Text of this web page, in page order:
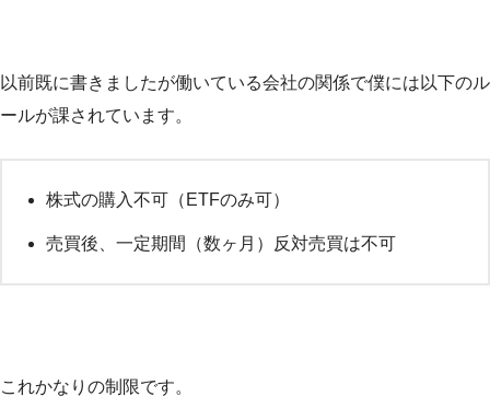
以前既に書きましたが働いている会社の関係で僕には以下のル
ールが課されています。
株式の購入不可（ETFのみ可）
売買後、一定期間（数ヶ月）反対売買は不可
これかなりの制限です。